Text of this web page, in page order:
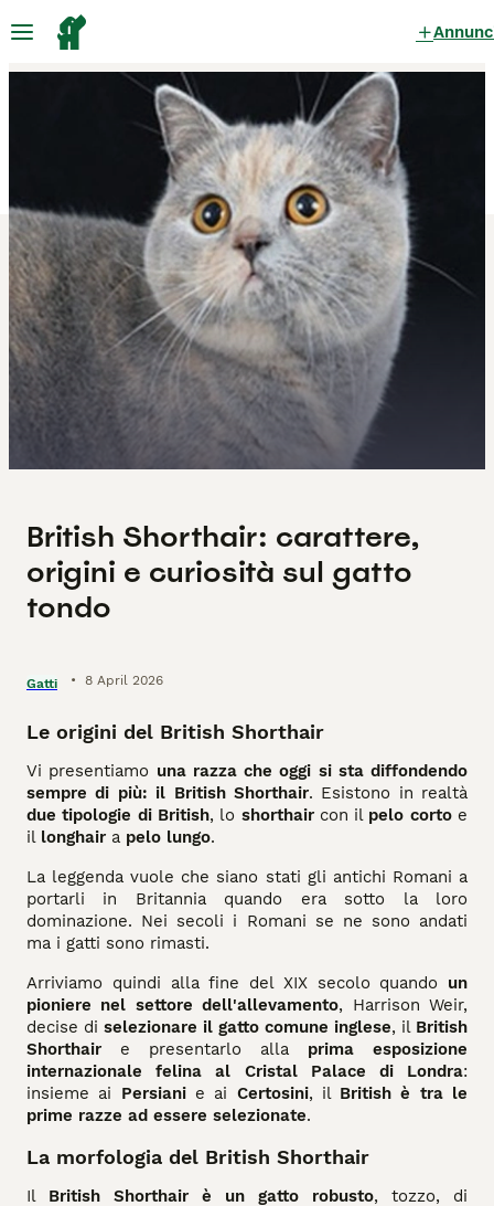
British Shorthair: carattere,
origini e curiosità sul gatto
tondo
Gatti • 8 April 2026
Le origini del British Shorthair
Vi presentiamo una razza che oggi si sta diffondendo
sempre di più: il British Shorthair. Esistono in realtà
due tipologie di British, lo shorthaircon il pelo cortoe
il longhair a pelo lungo.
La leggenda vuole che siano stati gli antichi Romani a
portarli in Britannia quando era sotto la loro
dominazione. Nei secoli i Romani se ne sono andati
ma i gatti sono rimasti.
Arriviamo quindi alla fine del XIX secolo quando un
pioniere nel settore dell'allevamento, Harrison Weir,
decise di selezionare il gatto comune inglese, il British
Shorthair e presentarlo alla prima esposizione
internazionale felina al Cristal Palace di Londra:
insieme ai Persianie ai Certosini, il British è tra le
prime razze ad essere selezionate.
La morfologia del British Shorthair
Il British Shorthair è un gatto robusto, tozzo, di